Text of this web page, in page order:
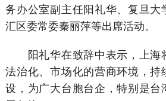
务办公室副主任阳礼华、复旦大
汇区委常委秦丽萍等出席活动。
阳礼华在致辞中表示，上海
法治化、市场化的营商环境，持
设，为广大台胞台企，特别是台